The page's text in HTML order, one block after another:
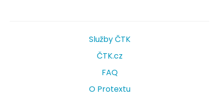
Služby ČTK
ČTK.cz
FAQ
O Protextu